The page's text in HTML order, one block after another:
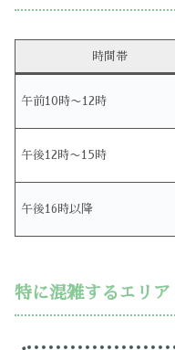
時間帯
午前10時〜12時
午後12時〜15時
午後16時以降
特に混雑するエリア